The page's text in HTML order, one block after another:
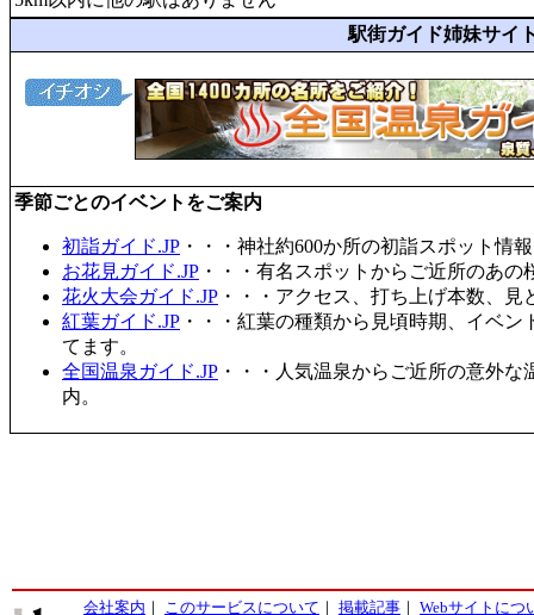
駅街ガイド姉妹サイ
季節ごとのイベントをご案内
初詣ガイド.JP ・・・神社約600か所の初詣スポット情
お花見ガイド.JP ・・・有名スポットからご近所のあ
花火大会ガイド.JP ・・・アクセス、打ち上げ本数、
紅葉ガイド.JP ・・・紅葉の種類から見頃時期、イベ
てます。
全国温泉ガイド.JP ・・・人気温泉からご近所の意外
内。
会社案内 ｜ このサービスについて ｜ 掲載記事 ｜ Webサイトにつ